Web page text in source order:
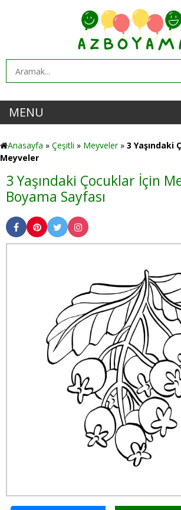
MENU
Anasayfa » Çeşitli » Meyveler» 3 Yaşındaki
Meyveler
3 Yaşındaki Çocuklar İçin
Boyama Sayfası